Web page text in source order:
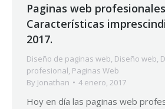
Paginas web
Características
2017.
Diseño de paginas web, Diseño web,
profesional, Paginas Web
By Jonathan 4 enero, 2017
Hoy en día las paginas web